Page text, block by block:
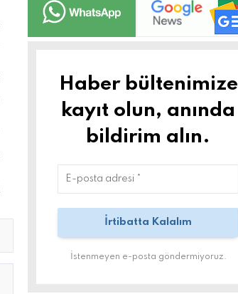
Haber bültenimize
kayıt olun, anında
bildirim alın.
İstenmeyen e-posta göndermiyoruz.